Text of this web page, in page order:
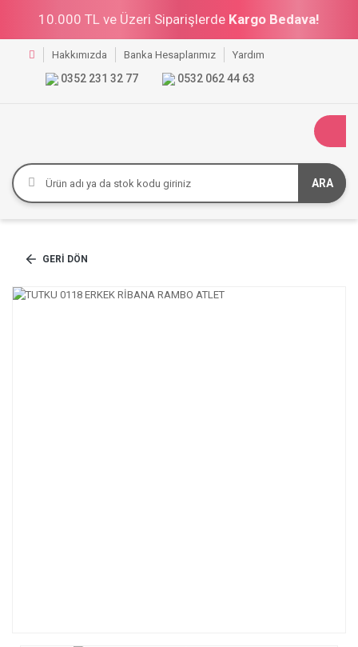
10.000 TL ve Üzeri Siparişlerde Kargo Bedava!
Hakkımızda Banka Hesaplarımız Yardım
0352 231 32 77 0532 062 44 63
ARA
GERI DÖN